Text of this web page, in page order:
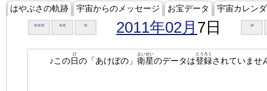
はやぶさの軌跡 宇宙からのメッセージ お宝データ 宇宙カレン
<<< << < 2011年02月 7日 >
♪この日
ひ
の「あけぼの」 衛星
えいせい
のデータは登録
とうろく
されていませ